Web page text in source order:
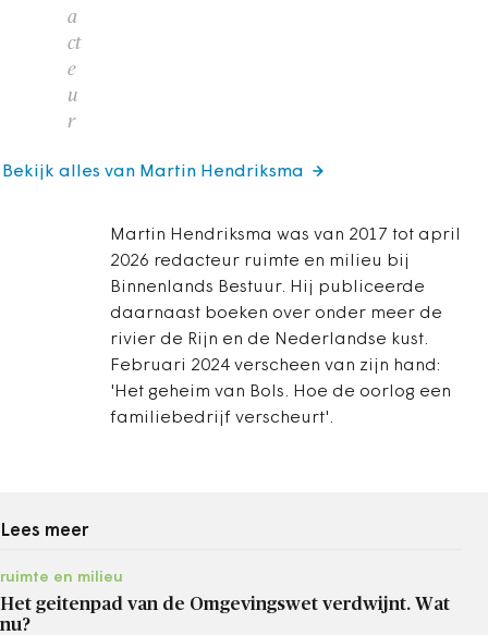
a
ct
e
u
r
Martin Hendriksma was van 2017 tot april
2026 redacteur ruimte en milieu bij
Binnenlands Bestuur. Hij publiceerde
daarnaast boeken over onder meer de
rivier de Rijn en de Nederlandse kust.
Februari 2024 verscheen van zijn hand:
'Het geheim van Bols. Hoe de oorlog een
familiebedrijf verscheurt'.
Bekijk alles van Martin Hendriksma
Lees meer
ruimte en milieu
Het geitenpad van de Omgevingswet verdwijnt. Wat
nu?